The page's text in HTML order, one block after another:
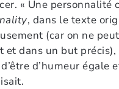
« Une personnalité
, dans le texte
(car on ne
dans un but précis),
d’humeur égale